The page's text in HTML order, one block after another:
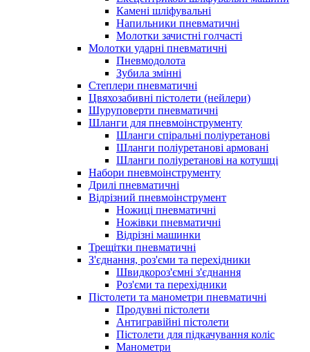
Камені шліфувальні
Напильники пневматичні
Молотки зачистні голчасті
Молотки ударні пневматичні
Пневмодолота
Зубила змінні
Степлери пневматичні
Цвяхозабивні пістолети (нейлери)
Шуруповерти пневматичні
Шланги для пневмоінструменту
Шланги спіральні поліуретанові
Шланги поліуретанові армовані
Шланги поліуретанові на котушці
Набори пневмоінструменту
Дрилі пневматичні
Відрізний пневмоінструмент
Ножиці пневматичні
Ножівки пневматичні
Відрізні машинки
Трещітки пневматичні
З'єднання, роз'єми та перехідники
Швидкороз'ємні з'єднання
Роз'єми та перехідники
Пістолети та манометри пневматичні
Продувні пістолети
Антигравійні пістолети
Пістолети для підкачування коліс
Манометри